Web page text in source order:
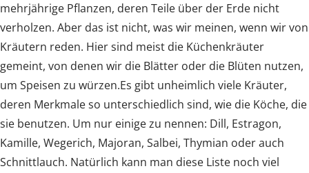
mehrjährige Pflanzen, deren Teile über der Erde nicht
verholzen. Aber das ist nicht, was wir meinen, wenn wir von
Kräutern reden. Hier sind meist die Küchenkräuter
gemeint, von denen wir die Blätter oder die Blüten nutzen,
um Speisen zu würzen.Es gibt unheimlich viele Kräuter,
deren Merkmale so unterschiedlich sind, wie die Köche, die
sie benutzen. Um nur einige zu nennen: Dill, Estragon,
Kamille, Wegerich, Majoran, Salbei, Thymian oder auch
Schnittlauch. Natürlich kann man diese Liste noch viel